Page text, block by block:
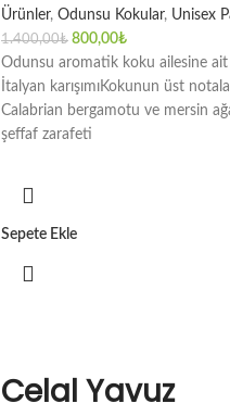
Ürünler, Odunsu Kokular, Unisex
1.400,00₺ 800,00₺
Odunsu aromatik koku ailesine
İtalyan karışımıKokunun üst
Calabrian bergamotu ve mersin
şeffaf zarafeti
Sepete Ekle
Celal Yavuz